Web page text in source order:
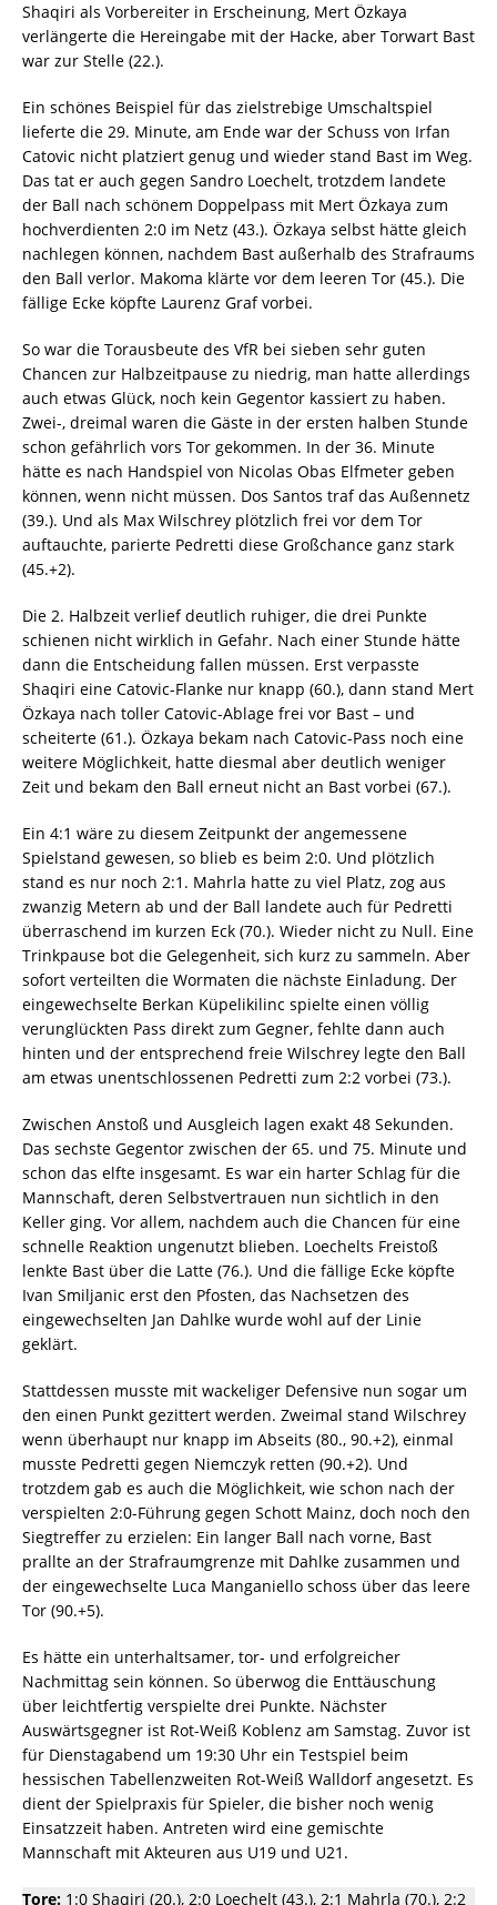
Shaqiri als Vorbereiter in Erscheinung, Mert Özkaya
verlängerte die Hereingabe mit der Hacke, aber Torwart Bast
war zur Stelle (22.).
Ein schönes Beispiel für das zielstrebige Umschaltspiel
lieferte die 29. Minute, am Ende war der Schuss von Irfan
Catovic nicht platziert genug und wieder stand Bast im Weg.
Das tat er auch gegen Sandro Loechelt, trotzdem landete
der Ball nach schönem Doppelpass mit Mert Özkaya zum
hochverdienten 2:0 im Netz (43.). Özkaya selbst hätte gleich
nachlegen können, nachdem Bast außerhalb des Strafraums
den Ball verlor. Makoma klärte vor dem leeren Tor (45.). Die
fällige Ecke köpfte Laurenz Graf vorbei.
So war die Torausbeute des VfR bei sieben sehr guten
Chancen zur Halbzeitpause zu niedrig, man hatte allerdings
auch etwas Glück, noch kein Gegentor kassiert zu haben.
Zwei-, dreimal waren die Gäste in der ersten halben Stunde
schon gefährlich vors Tor gekommen. In der 36. Minute
hätte es nach Handspiel von Nicolas Obas Elfmeter geben
können, wenn nicht müssen. Dos Santos traf das Außennetz
(39.). Und als Max Wilschrey plötzlich frei vor dem Tor
auftauchte, parierte Pedretti diese Großchance ganz stark
(45.+2).
Die 2. Halbzeit verlief deutlich ruhiger, die drei Punkte
schienen nicht wirklich in Gefahr. Nach einer Stunde hätte
dann die Entscheidung fallen müssen. Erst verpasste
Shaqiri eine Catovic-Flanke nur knapp (60.), dann stand Mert
Özkaya nach toller Catovic-Ablage frei vor Bast – und
scheiterte (61.). Özkaya bekam nach Catovic-Pass noch eine
weitere Möglichkeit, hatte diesmal aber deutlich weniger
Zeit und bekam den Ball erneut nicht an Bast vorbei (67.).
Ein 4:1 wäre zu diesem Zeitpunkt der angemessene
Spielstand gewesen, so blieb es beim 2:0. Und plötzlich
stand es nur noch 2:1. Mahrla hatte zu viel Platz, zog aus
zwanzig Metern ab und der Ball landete auch für Pedretti
überraschend im kurzen Eck (70.). Wieder nicht zu Null. Eine
Trinkpause bot die Gelegenheit, sich kurz zu sammeln. Aber
sofort verteilten die Wormaten die nächste Einladung. Der
eingewechselte Berkan Küpelikilinc spielte einen völlig
verunglückten Pass direkt zum Gegner, fehlte dann auch
hinten und der entsprechend freie Wilschrey legte den Ball
am etwas unentschlossenen Pedretti zum 2:2 vorbei (73.).
Zwischen Anstoß und Ausgleich lagen exakt 48 Sekunden.
Das sechste Gegentor zwischen der 65. und 75. Minute und
schon das elfte insgesamt. Es war ein harter Schlag für die
Mannschaft, deren Selbstvertrauen nun sichtlich in den
Keller ging. Vor allem, nachdem auch die Chancen für eine
schnelle Reaktion ungenutzt blieben. Loechelts Freistoß
lenkte Bast über die Latte (76.). Und die fällige Ecke köpfte
Ivan Smiljanic erst den Pfosten, das Nachsetzen des
eingewechselten Jan Dahlke wurde wohl auf der Linie
geklärt.
Stattdessen musste mit wackeliger Defensive nun sogar um
den einen Punkt gezittert werden. Zweimal stand Wilschrey
wenn überhaupt nur knapp im Abseits (80., 90.+2), einmal
musste Pedretti gegen Niemczyk retten (90.+2). Und
trotzdem gab es auch die Möglichkeit, wie schon nach der
verspielten 2:0-Führung gegen Schott Mainz, doch noch den
Siegtreffer zu erzielen: Ein langer Ball nach vorne, Bast
prallte an der Strafraumgrenze mit Dahlke zusammen und
der eingewechselte Luca Manganiello schoss über das leere
Tor (90.+5).
Es hätte ein unterhaltsamer, tor- und erfolgreicher
Nachmittag sein können. So überwog die Enttäuschung
über leichtfertig verspielte drei Punkte. Nächster
Auswärtsgegner ist Rot-Weiß Koblenz am Samstag. Zuvor ist
für Dienstagabend um 19:30 Uhr ein Testspiel beim
hessischen Tabellenzweiten Rot-Weiß Walldorf angesetzt. Es
dient der Spielpraxis für Spieler, die bisher noch wenig
Einsatzzeit haben. Antreten wird eine gemischte
Mannschaft mit Akteuren aus U19 und U21.
Tore: 1:0 Shaqiri (20.), 2:0 Loechelt (43.), 2:1 Mahrla (70.), 2:2